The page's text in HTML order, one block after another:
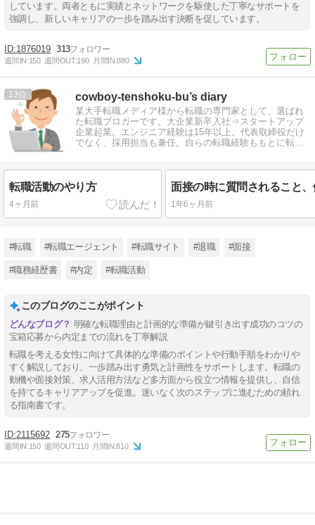
しています。両者ともに実績とネットワークを駆使した丁寧なサポートを
強調し、新しいキャリアの一歩を踏み出す決断を促しています。
1876019 313
週間IN:150 週間OUT:190 月間IN:880
13 cowboy-tenshoku-bu’s diary
某大手転職メディア様から転職の専門家として、選ばれ
た転職ブロガーです。大企業新卒入社⇒スタートアップ
企業起業。エンジニア経験は15年以上。代表取締役だけ
でなく、採用担当も兼任。自らの転職経験ももとに転職
転職活動のやり方
4ヶ月前 1年6ヶ月前
#転職 #転職エージェント #転職サイト #退職 #面接
#職務経歴書 #内定 #転職活動
このブログのここがポイント
明確な転職理由と計画的な準備が鍵引き出す成功のコツの
宝箱応募から内定までの流れを丁寧解説
転職を考える女性に向けて具体的な準備のポイントや行動手順をわかりや
すく解説しており、一歩踏み出す勇気と計画性をサポートします。転職の
動機や面接対策、求人活用方法など多方面から役立つ情報を提供し、自信
を持てるキャリアアップを促進。迷いなく次のステップに進むための頼れ
る指南書です。
2115692 275
週間IN:150 週間OUT:110 月間IN:810